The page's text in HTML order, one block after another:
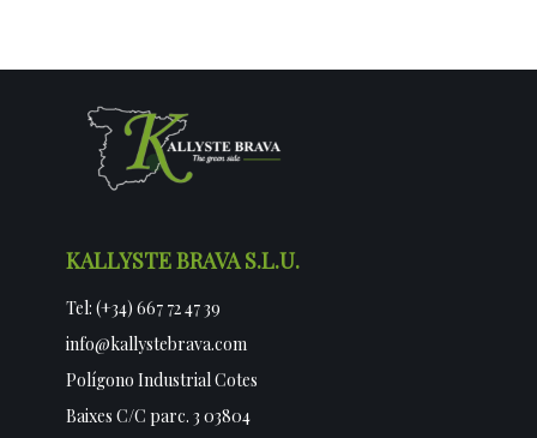
KALLYSTE BRAVA S.L.U.
Tel: (+34) 667 72 47 39
info@kallystebrava.com
Polígono Industrial Cotes
Baixes C/C parc. 3 03804